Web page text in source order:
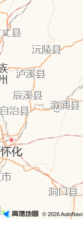
© 2026 AutoNavi